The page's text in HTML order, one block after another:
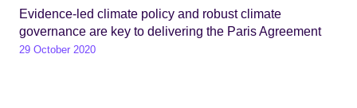
Evidence-led climate policy and robust climate
governance are key to delivering the Paris Agreement
29 October 2020